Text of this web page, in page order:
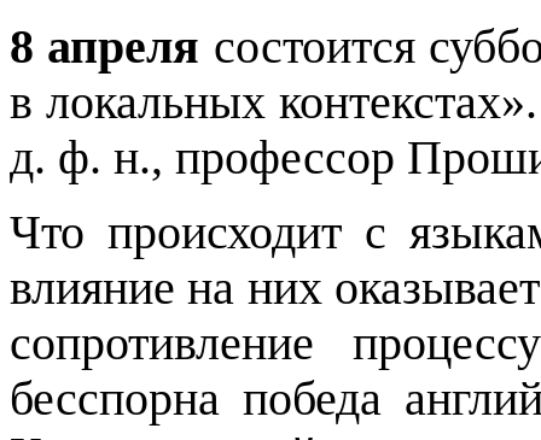
8 апреля состоится
в локальных
д. ф. н., профессор
Что происходит с
влияние на них
сопротивление
бесспорна победа